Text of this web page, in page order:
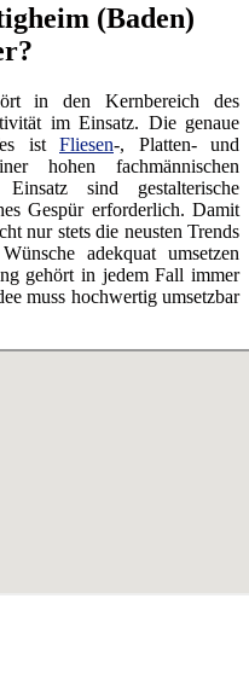
(Baden)
in den Kernbereich des
im Einsatz. Die genaue
ist Fliesen-, Platten- und
hohen fachmännischen
sind gestalterische
Gespür erforderlich. Damit
nur stets die neusten Trends
adekquat umsetzen
gehört in jedem Fall immer
muss hochwertig umsetzbar